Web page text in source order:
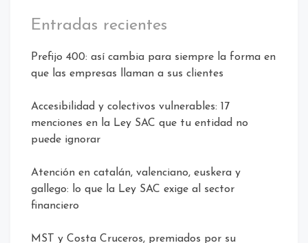
Entradas recientes
Prefijo 400: así cambia para siempre la forma en
que las empresas llaman a sus clientes
Accesibilidad y colectivos vulnerables: 17
menciones en la Ley SAC que tu entidad no
puede ignorar
Atención en catalán, valenciano, euskera y
gallego: lo que la Ley SAC exige al sector
financiero
MST y Costa Cruceros, premiados por su